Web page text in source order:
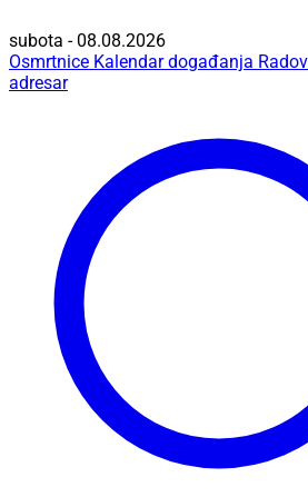
subota - 08.08.2026
Osmrtnice Kalendar događanja
adresar